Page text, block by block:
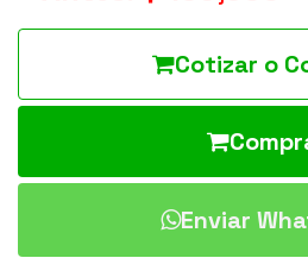
Cotizar o
Enviar